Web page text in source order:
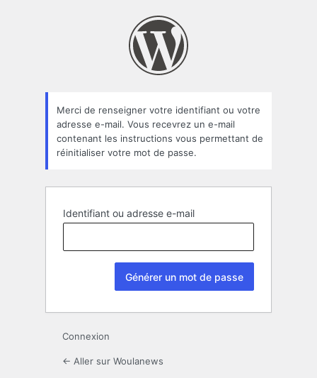
oublié
Merci de renseigner votre identifiant ou votre
adresse e-mail. Vous recevrez un e-mail
contenant les instructions vous permettant de
réinitialiser votre mot de passe.
Identifiant ou adresse e-mail
Connexion
← Aller sur Woulanews